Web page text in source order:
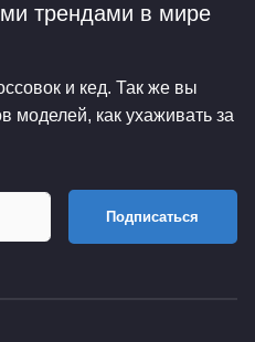
трендами в мире
и кед. Так же вы
моделей, как ухаживать за
Подписаться